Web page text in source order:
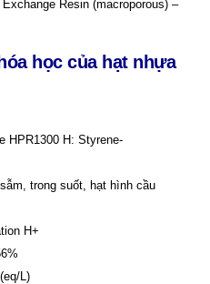
Resin (macroporous) –
học của hạt nhựa
HPR1300 H: Styrene-
trong suốt, hạt hình cầu
H+
L)